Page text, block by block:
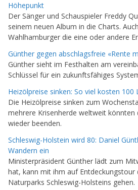
Höhepunkt
Der Sänger und Schauspieler Freddy
seinem neuen Album in die Charts.
Wahlhamburger die eine oder andere
Günther gegen abschlagsfreie «Rente
Günther sieht im Festhalten am
Schlüssel für ein zukunftsfähiges
Heizölpreise sinken: So viel kosten 100
Die Heizölpreise sinken zum
mehrere Krisenherde weltweit könnten
wieder beenden.
Schleswig-Holstein wird 80: Daniel
Wandern ein
Ministerpräsident Günther lädt zum
hat, kann mit ihm auf Entdeckungstour
Naturparks Schleswig-Holsteins gehen.